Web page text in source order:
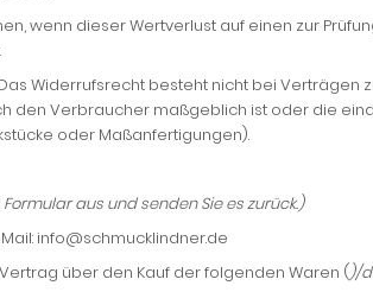
wenn dieser Wertverlust auf einen zur
Widerrufsrecht besteht nicht bei Verträgen
den Verbraucher maßgeblich ist oder die
oder Maßanfertigungen).
aus und senden Sie es zurück.)
info@schmucklindner.de
über den Kauf der folgenden Waren ()/